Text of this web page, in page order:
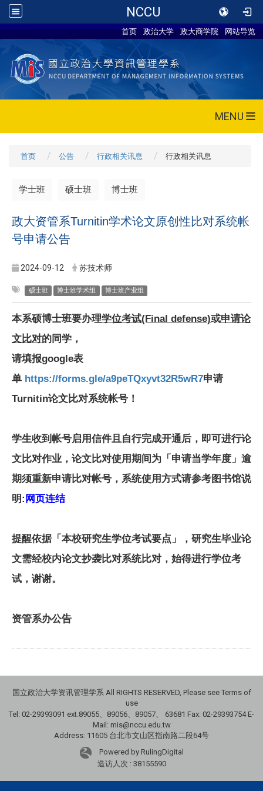
NCCU
首页 政治大学 政大商学院 网站导览
MENU
首页 公告 行政相关讯息 行政相关讯息
学士班 硕士班 博士班
政大资管系Turnitin学术论文原创性比对系统帐
号申请公告
2024-09-12 苏技术师
硕士班 博士班学术组 博士班产业组
本系硕博士班要办理学位考试(Final defense)或申请论
文比对的同学，
请填报google表
单 https://forms.gle/a9peTQxyvt32R5wR7申请
Turnitin论文比对系统帐号！
学生收到帐号启用信件且自行完成开通后，即可进行论
文比对作业，论文比对使用期间为「申请当学年度」逾
期须重新申请比对帐号，系统使用方式请参考图书馆说
明: 网页连结
提醒依据「本校研究生学位考试要点」，研究生毕业论
文需经校内论文抄袭比对系统比对，始得进行学位考
试，谢谢。
资管系办公告
国立政治大学资讯管理学系 All RIGHTS RESERVED, Please see Terms of
use
Tel: 02-29393091 ext.89055、89056、89057、
63681 Fax: 02-29393754 E-
Mail: mis@nccu.edu.tw
Address: 11605 台北市文山区指南路二段64号
Powered by RulingDigital
造访人次 : 38155590